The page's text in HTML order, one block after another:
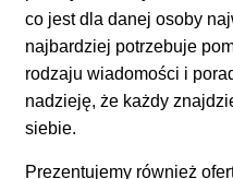
co jest dla danej osoby
najbardziej potrzebuje
rodzaju wiadomości i
nadzieję, że każdy
siebie.
Prezentujemy również